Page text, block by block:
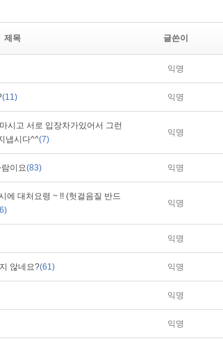
제목 글쓴이
익명
(11) 익명
시고 서로 입장차가있어서 그런
냅시다^^(7)
익명
이요(83) 익명
에 대처요령 ~ !! (헛걸음질 반드
익명
익명
않네요?(61) 익명
익명
익명